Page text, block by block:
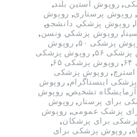
, روپوش آستین بلند,
, روپوش پرستاری, روپوش
, روپوش پزشكي دانشجو,
, روپوش پزشكي ونسن,
پزشکی ۵۰ , روپوش
۵۶ , روپوش پزشکی
, روپوش پزشکی ۶۵
,
, روپوش پزشکی
اینستاگرام, روپوش
تشخیص, روپوش
برای پرستار , روپوش
پزشک عمومی, روپوش
برای پزشکان,
, روپوش پزشکی برای